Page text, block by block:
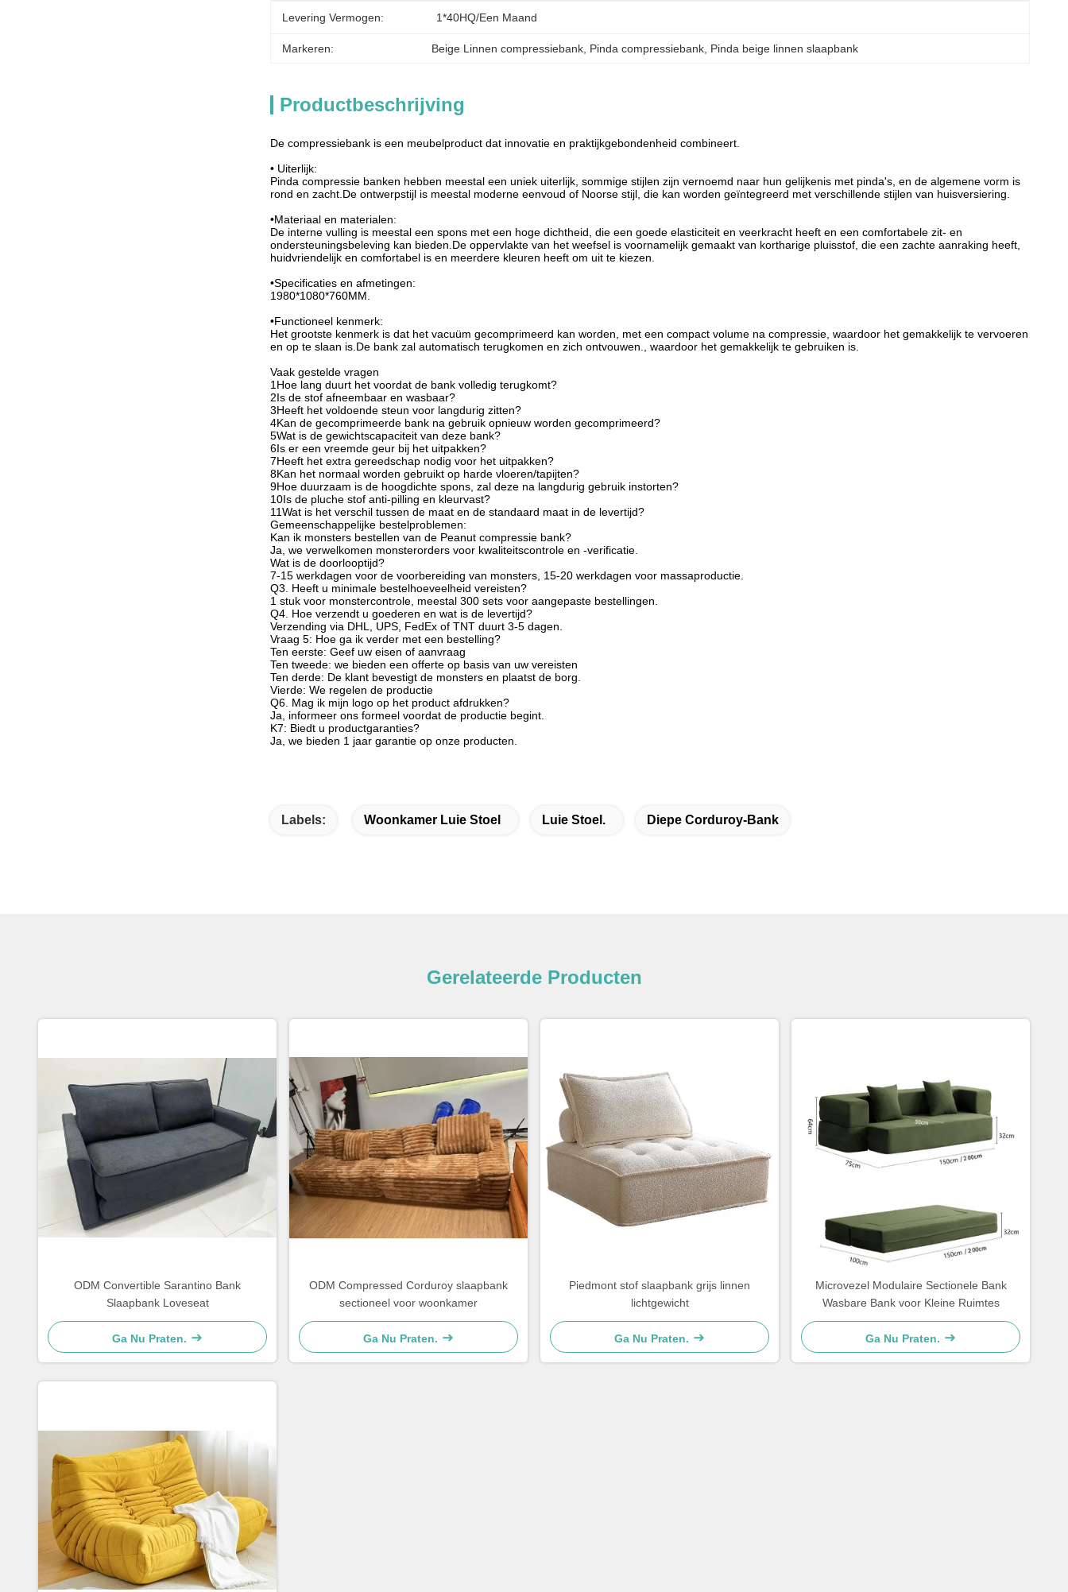
Levering Vermogen: 1*40HQ/een Maand
Markeren: Beige Linnen compressiebank Pinda compressiebank Pinda beige linnen slaapbank
Productbeschrijving
De compressiebank is een meubelproduct dat innovatie en praktijkgebondenheid combineert.
• Uiterlijk:
Pinda compressie banken hebben meestal een uniek uiterlijk, sommige stijlen zijn vernoemd naar hun gelijkenis met pinda's, en de algemene vorm is
rond en zacht.De ontwerpstijl is meestal moderne eenvoud of Noorse stijl, die kan worden geïntegreerd met verschillende stijlen van huisversiering.
•Materiaal en materialen:
De interne vulling is meestal een spons met een hoge dichtheid, die een goede elasticiteit en veerkracht heeft en een comfortabele zit- en
ondersteuningsbeleving kan bieden.De oppervlakte van het weefsel is voornamelijk gemaakt van kortharige pluisstof, die een zachte aanraking heeft,
huidvriendelijk en comfortabel is en meerdere kleuren heeft om uit te kiezen.
•Specificaties en afmetingen:
1980*1080*760MM.
•Functioneel kenmerk:
Het grootste kenmerk is dat het vacuüm gecomprimeerd kan worden, met een compact volume na compressie, waardoor het gemakkelijk te vervoeren
en op te slaan is.De bank zal automatisch terugkomen en zich ontvouwen., waardoor het gemakkelijk te gebruiken is.
Vaak gestelde vragen
1Hoe lang duurt het voordat de bank volledig terugkomt?
2Is de stof afneembaar en wasbaar?
3Heeft het voldoende steun voor langdurig zitten?
4Kan de gecomprimeerde bank na gebruik opnieuw worden gecomprimeerd?
5Wat is de gewichtscapaciteit van deze bank?
6Is er een vreemde geur bij het uitpakken?
7Heeft het extra gereedschap nodig voor het uitpakken?
8Kan het normaal worden gebruikt op harde vloeren/tapijten?
9Hoe duurzaam is de hoogdichte spons, zal deze na langdurig gebruik instorten?
10Is de pluche stof anti-pilling en kleurvast?
11Wat is het verschil tussen de maat en de standaard maat in de levertijd?
Gemeenschappelijke bestelproblemen:
Kan ik monsters bestellen van de Peanut compressie bank?
Ja, we verwelkomen monsterorders voor kwaliteitscontrole en -verificatie.
Wat is de doorlooptijd?
7-15 werkdagen voor de voorbereiding van monsters, 15-20 werkdagen voor massaproductie.
Q3. Heeft u minimale bestelhoeveelheid vereisten?
1 stuk voor monstercontrole, meestal 300 sets voor aangepaste bestellingen.
Q4. Hoe verzendt u goederen en wat is de levertijd?
Verzending via DHL, UPS, FedEx of TNT duurt 3-5 dagen.
Vraag 5: Hoe ga ik verder met een bestelling?
Ten eerste: Geef uw eisen of aanvraag
Ten tweede: we bieden een offerte op basis van uw vereisten
Ten derde: De klant bevestigt de monsters en plaatst de borg.
Vierde: We regelen de productie
Q6. Mag ik mijn logo op het product afdrukken?
Ja, informeer ons formeel voordat de productie begint.
K7: Biedt u productgaranties?
Ja, we bieden 1 jaar garantie op onze producten.
Labels: Woonkamer Luie Stoel Luie Stoel. Diepe Corduroy-Bank
Gerelateerde Producten
ODM Convertible Sarantino Bank
Slaapbank Loveseat
Ga Nu Praten.
ODM Compressed Corduroy slaapbank
sectioneel voor woonkamer
Ga Nu Praten.
Piedmont stof slaapbank grijs linnen
lichtgewicht
Ga Nu Praten.
Microvezel Modulaire Sectionele Bank
Wasbare Bank voor Kleine Ruimtes
Ga Nu Praten.